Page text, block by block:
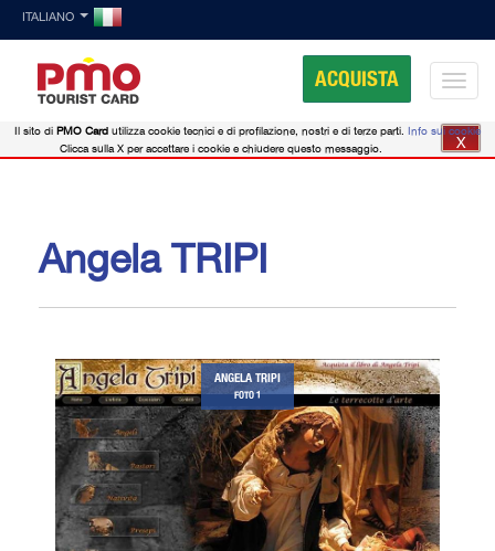
ITALIANO
ACQUISTA
Angela TRIPI
ANGELA TRIPI
FOTO 1
Il sito di PMO Card utilizza cookie tecnici e di profilazione, nostri e di terze parti. Info sui cookie
Clicca sulla X per accettare i cookie e chiudere questo messaggio.
X